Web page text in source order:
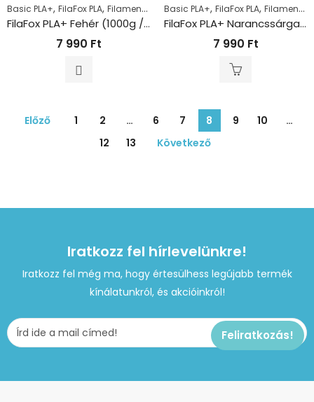
Basic PLA+, FilaFox PLA, Filamentek PLA
FilaFox PLA+ Fehér (1000g / 1,75mm)
7 990 Ft
Basic PLA+, FilaFox PLA, Filamentek
FilaFox PLA+ Narancssárga (1000g / 1,75mm)
7 990 Ft
Előző 1 2 … 6 7 8 9 10
…
12
13 Következő
Iratkozz fel hírlevelünkre!
Iratkozz fel még ma, hogy értesülhess legújabb termék
kínálatunkról, és akcióinkról!